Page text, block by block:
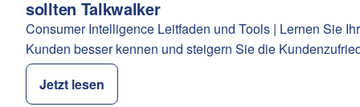
sollten Talkwalker
Consumer Intelligence Leitfaden und Tools | Lernen Sie
Kunden besser kennen und steigern Sie die
Jetzt lesen